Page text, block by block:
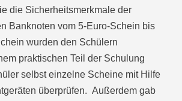
die Sicherheitsmerkmale der
Banknoten vom 5-Euro-Schein bis
wurden den Schülern
praktischen Teil der Schulung
selbst einzelne Scheine mit Hilfe
überprüfen. Außerdem gab